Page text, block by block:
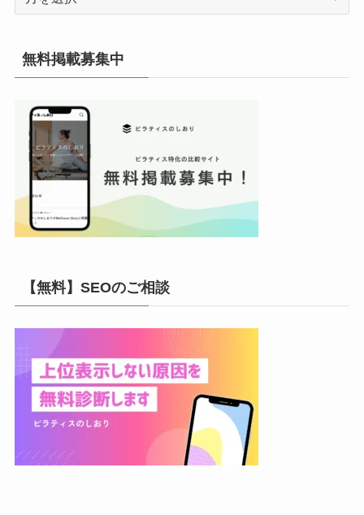
イ
ブ
無料掲載募集中
【無料】SEOのご相談